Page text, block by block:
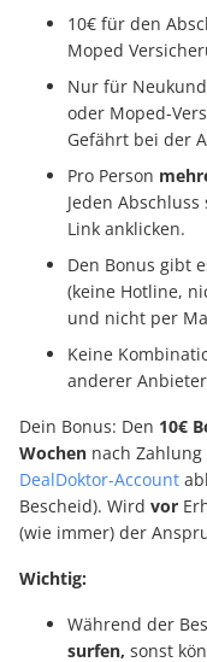
10€ für den
Moped
Nur für
oder Moped-
Gefährt bei der
Pro Person
Jeden
Link anklicken.
Den Bonus gibt
(keine Hotline,
und nicht per
Keine
anderer Anbieter
Dein Bonus: Den 10€
Wochen nach
DealDoktor-Account
Bescheid). Wird vor
(wie immer) der
Wichtig:
Während der
surfen, sonst